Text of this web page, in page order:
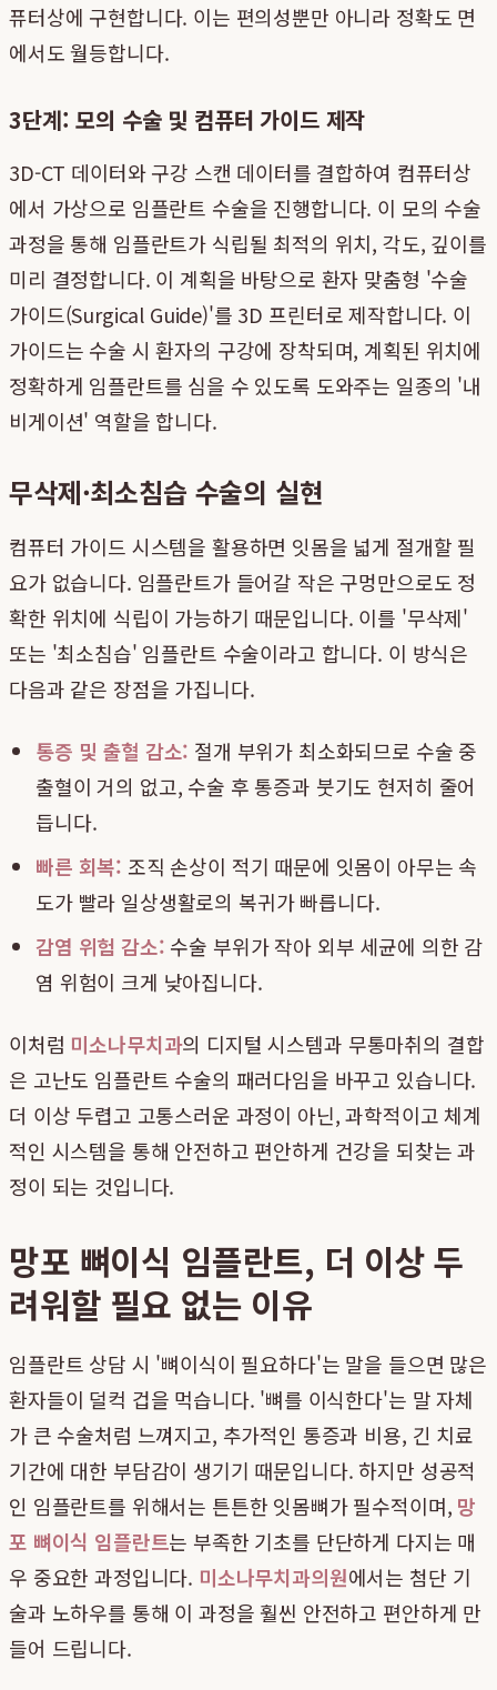
퓨터상에 구현합니다. 이는 편의성뿐만 아니라 정확도 면
에서도 월등합니다.
3단계: 모의 수술 및 컴퓨터 가이드 제작
3D-CT 데이터와 구강 스캔 데이터를 결합하여 컴퓨터상
에서 가상으로 임플란트 수술을 진행합니다. 이 모의 수술
과정을 통해 임플란트가 식립될 최적의 위치, 각도, 깊이를
미리 결정합니다. 이 계획을 바탕으로 환자 맞춤형 '수술
가이드(Surgical Guide)'를 3D 프린터로 제작합니다. 이
가이드는 수술 시 환자의 구강에 장착되며, 계획된 위치에
정확하게 임플란트를 심을 수 있도록 도와주는 일종의 '내
비게이션' 역할을 합니다.
무삭제·최소침습 수술의 실현
컴퓨터 가이드 시스템을 활용하면 잇몸을 넓게 절개할 필
요가 없습니다. 임플란트가 들어갈 작은 구멍만으로도 정
확한 위치에 식립이 가능하기 때문입니다. 이를 '무삭제'
또는 '최소침습' 임플란트 수술이라고 합니다. 이 방식은
다음과 같은 장점을 가집니다.
통증 및 출혈 감소: 절개 부위가 최소화되므로 수술 중
출혈이 거의 없고, 수술 후 통증과 붓기도 현저히 줄어
듭니다.
빠른 회복: 조직 손상이 적기 때문에 잇몸이 아무는 속
도가 빨라 일상생활로의 복귀가 빠릅니다.
감염 위험 감소: 수술 부위가 작아 외부 세균에 의한 감
염 위험이 크게 낮아집니다.
이처럼 미소나무치과의 디지털 시스템과 무통마취의 결합
은 고난도 임플란트 수술의 패러다임을 바꾸고 있습니다.
더 이상 두렵고 고통스러운 과정이 아닌, 과학적이고 체계
적인 시스템을 통해 안전하고 편안하게 건강을 되찾는 과
정이 되는 것입니다.
망포 뼈이식 임플란트, 더 이상 두
려워할 필요 없는 이유
임플란트 상담 시 '뼈이식이 필요하다'는 말을 들으면 많은
환자들이 덜컥 겁을 먹습니다. '뼈를 이식한다'는 말 자체
가 큰 수술처럼 느껴지고, 추가적인 통증과 비용, 긴 치료
기간에 대한 부담감이 생기기 때문입니다. 하지만 성공적
인 임플란트를 위해서는 튼튼한 잇몸뼈가 필수적이며, 망
포 뼈이식 임플란트는 부족한 기초를 단단하게 다지는 매
우 중요한 과정입니다. 미소나무치과의원에서는 첨단 기
술과 노하우를 통해 이 과정을 훨씬 안전하고 편안하게 만
들어 드립니다.